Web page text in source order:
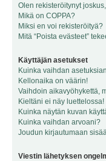
Olen rekisteröitynyt
Mikä on COPPA?
Miksi en voi rekisteröityä?
Mitä “Poista evästeet”
Käyttäjän asetukset
Kuinka vaihdan
Kellonaika on väärin!
Vaihdoin aikavyöhykettä,
Kieltäni ei näy luettelossa!
Kuinka näytän kuvan
Kuinka vaihdan arvoani?
Joudun kirjautumaan
Viestin lähetyksen